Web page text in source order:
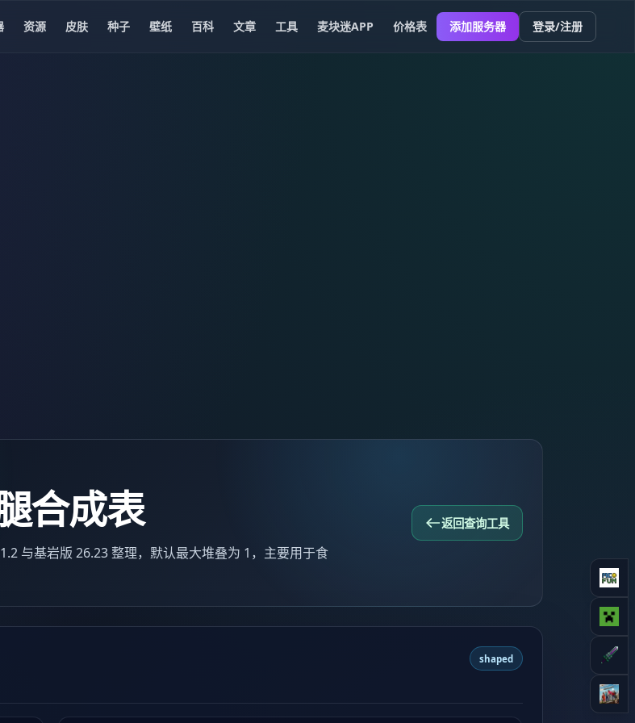
资源 皮肤 种子 壁纸 百科 文章 工具 麦块迷APP 价格表 添加服务器 登录/注册
合成表
与基岩版 26.23 整理，默认最大堆叠为 1，主要用于食
返回查询工具
shaped